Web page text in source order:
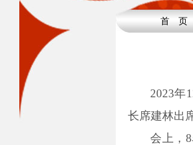
首 页
2023年
长席建林出
会上，